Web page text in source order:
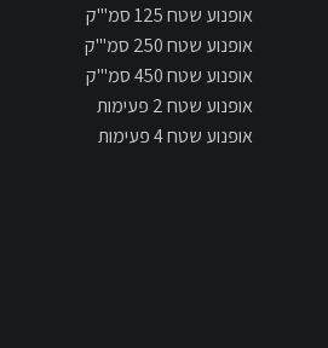
אופנוע שטח 125 סמ"'ק
אופנוע שטח 250 סמ"'ק
אופנוע שטח 450 סמ"'ק
אופנוע שטח 2 פעימות
אופנוע שטח 4 פעימות